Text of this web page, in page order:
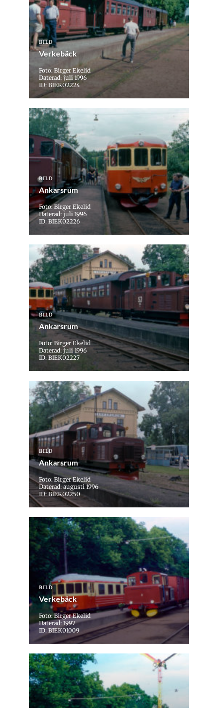
BILD
Verkebäck
Foto: Birger Ekelid
Daterad: juli 1996
ID: BIEK02224
BILD
Ankarsrum
Foto: Birger Ekelid
Daterad: juli 1996
ID: BIEK02226
BILD
Ankarsrum
Foto: Birger Ekelid
Daterad: juli 1996
ID: BIEK02227
BILD
Ankarsrum
Foto: Birger Ekelid
Daterad: augusti 1996
ID: BIEK02250
BILD
Verkebäck
Foto: Birger Ekelid
Daterad: 1997
ID: BIEK01009